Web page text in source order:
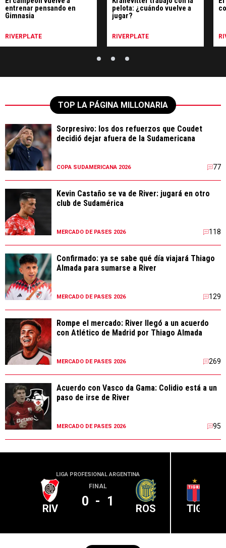
entrenar pensando en
Gimnasia
RIVERPLATE
pelota: ¿cuándo vuelve a
jugar?
RIVERPLATE
TOP LA PÁGINA MILLONARIA
Sorpresivo: los dos refuerzos que Coudet
decidió dejar afuera de la Sudamericana
COPA SUDAMERICANA 2026 77
Kevin Castaño se va de River: jugará en otro
club de Sudamérica
MERCADO DE PASES 2026 118
Confirmado: ya se sabe qué día viajará Thiago
Almada para sumarse a River
MERCADO DE PASES 2026 129
Rompe el mercado: River llegó a un acuerdo
con Atlético de Madrid por Thiago Almada
MERCADO DE PASES 2026 269
Acuerdo con Vasco da Gama: Colidio está a un
paso de irse de River
MERCADO DE PASES 2026 95
LIGA PROFESIONAL ARGENTINA
RIV
FINAL
0 - 1 ROS TIG